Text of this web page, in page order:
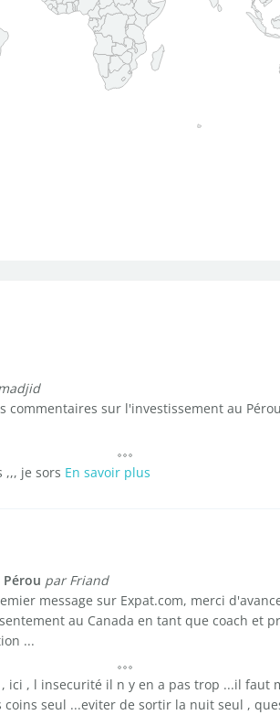
commentaires sur l'investissement au
je sors En savoir plus
par Friand
message sur Expat.com, merci
au Canada en tant que coach et
...
ici , l insecurité il n y en a pas trop ...il faut
seul ...eviter de sortir la nuit seul ,